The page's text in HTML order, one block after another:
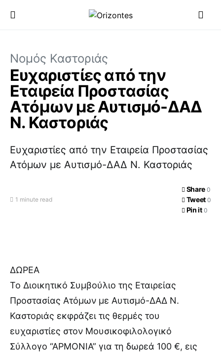
Νομός Καστοριάς
Ευχαριστίες από την
Εταιρεία Προστασίας
Ατόμων με Αυτισμό-ΔΑΔ
Ν. Καστοριάς
Ευχαριστίες από την Εταιρεία Προστασίας
Ατόμων με Αυτισμό-ΔΑΔ Ν. Καστοριάς
1 minute read
Share 0
Tweet 0
Pin it 0
ΔΩΡΕΑ
Το Διοικητικό Συμβούλιο της Εταιρείας
Προστασίας Ατόμων με Αυτισμό-ΔΑΔ Ν.
Καστοριάς εκφράζει τις θερμές του
ευχαριστίες στον Μουσικοφιλολογικό
Σύλλογο “ΑΡΜΟΝΙΑ” για τη δωρεά 100 €, εις